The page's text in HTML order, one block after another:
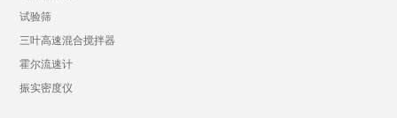
试验筛
三叶高速混合搅拌器
霍尔流速计
振实密度仪